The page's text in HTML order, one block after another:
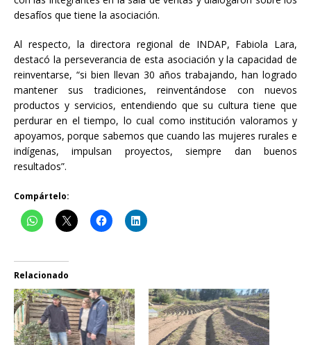
desafíos que tiene la asociación.
Al respecto, la directora regional de INDAP, Fabiola Lara,
destacó la perseverancia de esta asociación y la capacidad de
reinventarse, “si bien llevan 30 años trabajando, han logrado
mantener sus tradiciones, reinventándose con nuevos
productos y servicios, entendiendo que su cultura tiene que
perdurar en el tiempo, lo cual como institución valoramos y
apoyamos, porque sabemos que cuando las mujeres rurales e
indígenas, impulsan proyectos, siempre dan buenos
resultados”.
Compártelo:
Relacionado